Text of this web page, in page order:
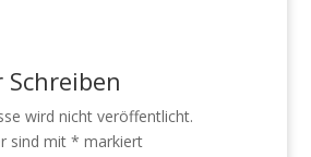
wird nicht veröffentlicht.
sind mit * markiert